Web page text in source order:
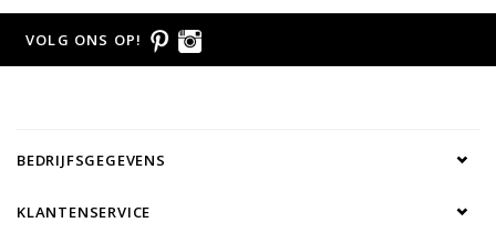
VOLG ONS OP!
BEDRIJFSGEGEVENS
KLANTENSERVICE